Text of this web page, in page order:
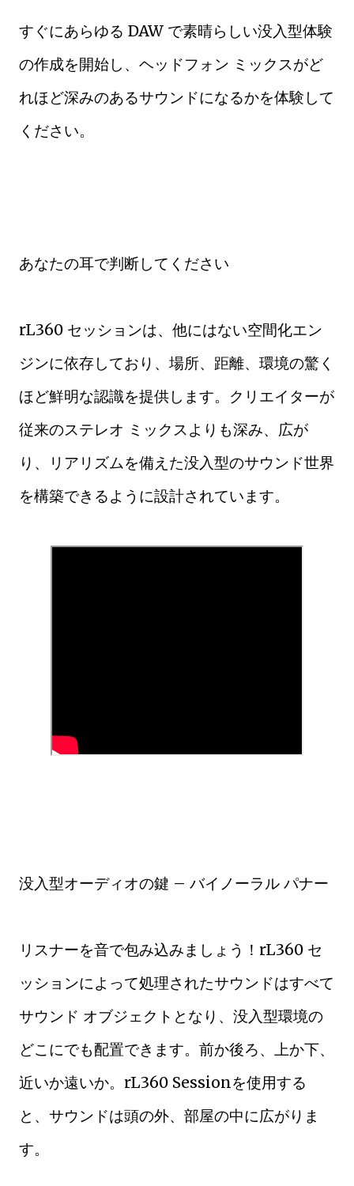
すぐにあらゆる DAW で素晴らしい没入型体験
の作成を開始し、ヘッドフォン ミックスがど
れほど深みのあるサウンドになるかを体験して
ください。
あなたの耳で判断してください
rL360 セッションは、他にはない空間化エン
ジンに依存しており、場所、距離、環境の驚く
ほど鮮明な認識を提供します。クリエイターが
従来のステレオ ミックスよりも深み、広が
り、リアリズムを備えた没入型のサウンド世界
を構築できるように設計されています。
没入型オーディオの鍵 – バイノーラル パナー
リスナーを音で包み込みましょう！rL360 セ
ッションによって処理されたサウンドはすべて
サウンド オブジェクトとなり、没入型環境の
どこにでも配置できます。前か後ろ、上か下、
近いか遠いか。rL360 Sessionを使用する
と、サウンドは頭の外、部屋の中に広がりま
す。